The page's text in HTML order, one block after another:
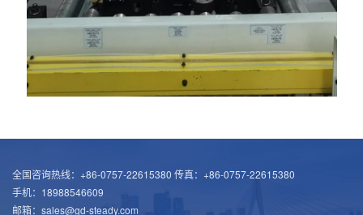
全国咨询热线：+86-0757-22615380 传真：+86-0757-22615380
手机：18988546609
邮箱：sales@gd-steady.com